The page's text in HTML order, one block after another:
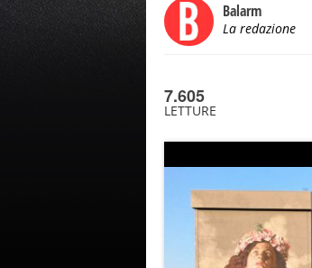
Balarm
La redazione
7.605
LETTURE